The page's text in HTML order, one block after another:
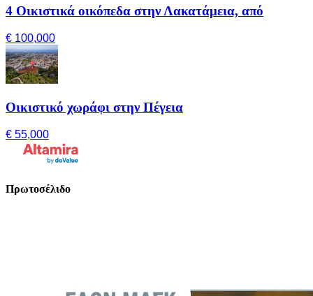
4 Οικιστικά οικόπεδα στην Λακατάμεια, από
€ 100,000
Οικιστικό χωράφι στην Πέγεια
€ 55,000
Πρωτοσέλιδο